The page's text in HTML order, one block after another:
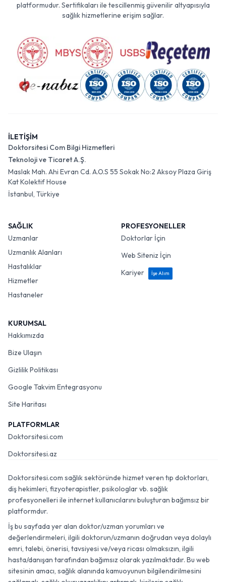
platformudur. Sertifikaları ile tescillenmiş güvenilir altyapısıyla
sağlık hizmetlerine erişim sağlar.
İLETİŞİM
Doktorsitesi Com Bilgi Hizmetleri
Teknoloji ve Ticaret A.Ş.
Maslak Mah. Ahi Evran Cd. A.O.S 55 Sokak No:2 Aksoy Plaza Giriş
Kat Kolektif House
İstanbul, Türkiye
SAĞLIK
Uzmanlar
Uzmanlık Alanları
Hastalıklar
Hizmetler
Hastaneler
PROFESYONELLER
Doktorlar İçin
Web Siteniz İçin
Kariyer
İşe Alım
KURUMSAL
Hakkımızda
Bize Ulaşın
Gizlilik Politikası
Google Takvim Entegrasyonu
Site Haritası
PLATFORMLAR
Doktorsitesi.com
Doktorsitesi.az
Doktorsitesi.com sağlık sektöründe hizmet veren tıp doktorları,
diş hekimleri, fizyoterapistler, psikologlar vb. sağlık
profesyonelleri ile internet kullanıcılarını buluşturan bağımsız bir
platformdur.
İş bu sayfada yer alan doktor/uzman yorumları ve
değerlendirmeleri, ilgili doktorun/uzmanın doğrudan veya dolaylı
emri, talebi, önerisi, tavsiyesi ve/veya ricası olmaksızın, ilgili
hasta/danışan tarafından bağımsız olarak yazılmaktadır. Bu web
sitesinin amacı, sağlık alanında kamuoyunun bilgilendirilmesini